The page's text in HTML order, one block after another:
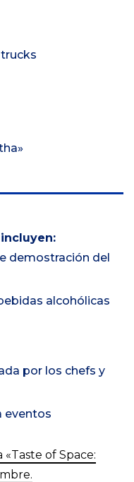
demostración del
alcohólicas
por los chefs y
eventos
of Space: